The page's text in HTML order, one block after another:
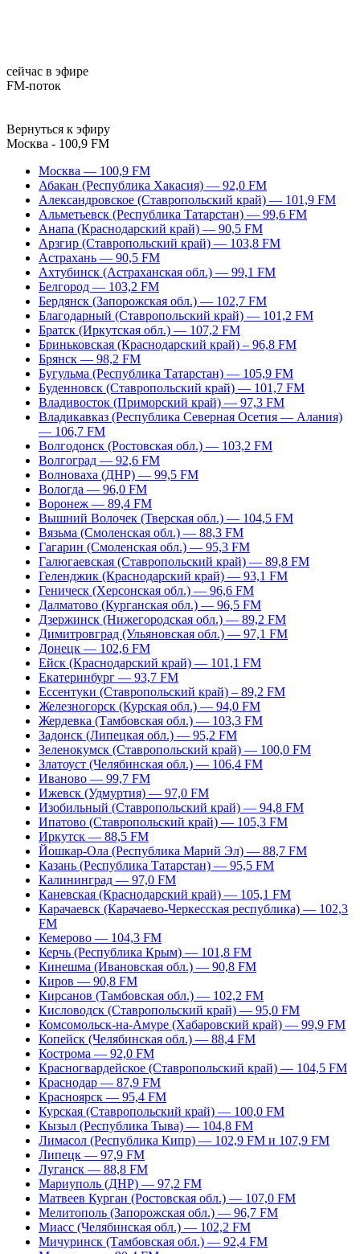
сейчас в эфире
FM-поток
Вернуться к эфиру
Москва - 100,9 FM
Москва — 100,9 FM
Абакан (Республика Хакасия) — 92,0 FM
Александровское (Ставропольский край) — 101,9 FM
Альметьевск (Республика Татарстан) — 99,6 FM
Анапа (Краснодарский край) — 90,5 FM
Арзгир (Ставропольский край) — 103,8 FM
Астрахань — 90,5 FM
Ахтубинск (Астраханская обл.) — 99,1 FM
Белгород — 103,2 FM
Бердянск (Запорожская обл.) — 102,7 FM
Благодарный (Ставропольский край) — 101,2 FM
Братск (Иркутская обл.) — 107,2 FM
Бриньковская (Краснодарский край) – 96,8 FM
Брянск — 98,2 FM
Бугульма (Республика Татарстан) — 105,9 FM
Буденновск (Ставропольский край) — 101,7 FM
Владивосток (Приморский край) — 97,3 FM
Владикавказ (Республика Северная Осетия — Алания)
— 106,7 FM
Волгодонск (Ростовская обл.) — 103,2 FM
Волгоград — 92,6 FM
Волноваха (ДНР) — 99,5 FM
Вологда — 96,0 FM
Воронеж — 89,4 FM
Вышний Волочек (Тверская обл.) — 104,5 FM
Вязьма (Смоленская обл.) — 88,3 FM
Гагарин (Смоленская обл.) — 95,3 FM
Галюгаевская (Ставропольский край) — 89,8 FM
Геленджик (Краснодарский край) — 93,1 FM
Геническ (Херсонская обл.) — 96,6 FM
Далматово (Курганская обл.) — 96,5 FM
Дзержинск (Нижегородская обл.) — 89,2 FM
Димитровград (Ульяновская обл.) — 97,1 FM
Донецк — 102,6 FM
Ейск (Краснодарский край) — 101,1 FM
Екатеринбург — 93,7 FM
Ессентуки (Ставропольский край) – 89,2 FM
Железногорск (Курская обл.) — 94,0 FM
Жердевка (Тамбовская обл.) — 103,3 FM
Задонск (Липецкая обл.) — 95,2 FM
Зеленокумск (Ставропольский край) — 100,0 FM
Златоуст (Челябинская обл.) — 106,4 FM
Иваново — 99,7 FM
Ижевск (Удмуртия) — 97,0 FM
Изобильный (Ставропольский край) — 94,8 FM
Ипатово (Ставропольский край) — 105,3 FM
Иркутск — 88,5 FM
Йошкар-Ола (Республика Марий Эл) — 88,7 FM
Казань (Республика Татарстан) — 95,5 FM
Калининград — 97,0 FM
Каневская (Краснодарский край) — 105,1 FM
Карачаевск (Карачаево-Черкесская республика) — 102,3
FM
Кемерово — 104,3 FM
Керчь (Республика Крым) — 101,8 FM
Кинешма (Ивановская обл.) — 90,8 FM
Киров — 90,8 FM
Кирсанов (Тамбовская обл.) — 102,2 FM
Кисловодск (Ставропольский край) — 95,0 FM
Комсомольск-на-Амуре (Хабаровский край) — 99,9 FM
Копейск (Челябинская обл.) — 88,4 FM
Кострома — 92,0 FM
Красногвардейское (Ставропольский край) — 104,5 FM
Краснодар — 87,9 FM
Красноярск — 95,4 FM
Курская (Ставропольский край) — 100,0 FM
Кызыл (Республика Тыва) — 104,8 FM
Лимасол (Республика Кипр) — 102,9 FM и 107,9 FM
Липецк — 97,9 FM
Луганск — 88,8 FM
Мариуполь (ДНР) — 97,2 FM
Матвеев Курган (Ростовская обл.) — 107,0 FM
Мелитополь (Запорожская обл.) — 96,7 FM
Миасс (Челябинская обл.) — 102,2 FM
Мичуринск (Тамбовская обл.) — 92,4 FM